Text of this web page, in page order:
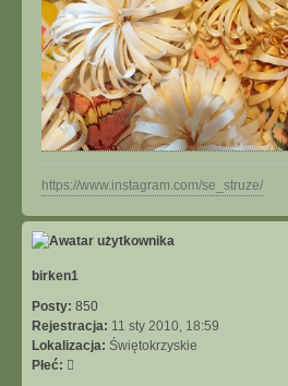
https://www.instagram.com/se_struze/
birken1
Posty: 850
Rejestracja: 11 sty 2010, 18:59
Lokalizacja: Świętokrzyskie
Płeć: